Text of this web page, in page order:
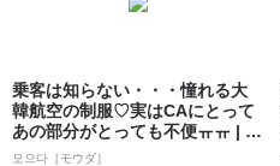
乗客は知らない・・・憧れる大
韓航空の制服♡実はCAにとって
あの部分がとっても不便ㅠㅠ | 韓
国情報...
모으다［モウダ］